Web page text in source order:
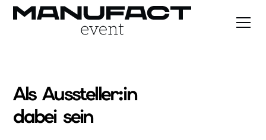
Als Aussteller:in
dabei sein